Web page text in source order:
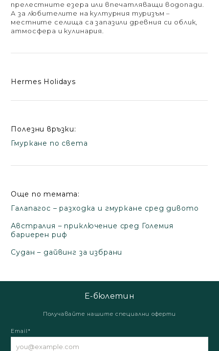
прелестните езера или впечатляващи водопади.
А за любителите на културния туризъм –
местните селища са запазили древния си облик,
атмосфера и кулинария.
Hermes Holidays
Полезни връзки:
Гмуркане по света
Още по темата:
Галапагос – разходка и гмуркане сред дивото
Австралия – приключение сред Големия
бариерен риф
Судан – дайвинг за избрани
Е-бюлетин
Получавайте нашите специални оферти
Email*